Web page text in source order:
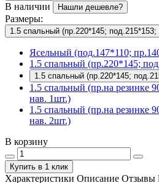
В наличии Нашли дешевле?
Размеры:
1.5 спальный (пр.220*145;
Ясельный (под.147*110;
1.5 спальный (пр.220*145;
1.5 спальный (пр.220*145;
1.5 спальный (пр.на резинке
нав. 1шт.)
1.5 спальный (пр.на резинке
нав. 2шт.)
В корзину
Купить в 1 клик
Характеристики Описание Отзывы